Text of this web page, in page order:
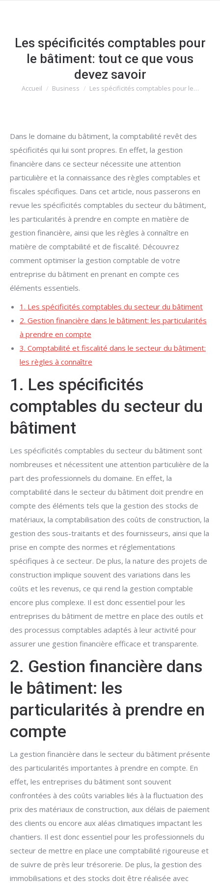
Les spécificités comptables pour
le bâtiment: tout ce que vous
devez savoir
Vous êtes ici :
Accueil Business Les spécificités comptables pour le…
Dans le domaine du bâtiment, la comptabilité revêt des
spécificités qui lui sont propres. En effet, la gestion
financière dans ce secteur nécessite une attention
particulière et la connaissance des règles comptables et
fiscales spécifiques. Dans cet article, nous passerons en
revue les spécificités comptables du secteur du bâtiment,
les particularités à prendre en compte en matière de
gestion financière, ainsi que les règles à connaître en
matière de comptabilité et de fiscalité. Découvrez
comment optimiser la gestion comptable de votre
entreprise du bâtiment en prenant en compte ces
éléments essentiels.
1. Les spécificités comptables du secteur du bâtiment
2. Gestion financière dans le bâtiment: les particularités
à prendre en compte
3. Comptabilité et fiscalité dans le secteur du bâtiment:
les règles à connaître
1. Les spécificités
comptables du secteur du
bâtiment
Les spécificités comptables du secteur du bâtiment sont
nombreuses et nécessitent une attention particulière de la
part des professionnels du domaine. En effet, la
comptabilité dans le secteur du bâtiment doit prendre en
compte des éléments tels que la gestion des stocks de
matériaux, la comptabilisation des coûts de construction, la
gestion des sous-traitants et des fournisseurs, ainsi que la
prise en compte des normes et réglementations
spécifiques à ce secteur. De plus, la nature des projets de
construction implique souvent des variations dans les
coûts et les revenus, ce qui rend la gestion comptable
encore plus complexe. Il est donc essentiel pour les
entreprises du bâtiment de mettre en place des outils et
des processus comptables adaptés à leur activité pour
assurer une gestion financière efficace et transparente.
2. Gestion financière dans
le bâtiment: les
particularités à prendre en
compte
La gestion financière dans le secteur du bâtiment présente
des particularités importantes à prendre en compte. En
effet, les entreprises du bâtiment sont souvent
confrontées à des coûts variables liés à la fluctuation des
prix des matériaux de construction, aux délais de paiement
des clients ou encore aux aléas climatiques impactant les
chantiers. Il est donc essentiel pour les professionnels du
secteur de mettre en place une comptabilité rigoureuse et
de suivre de près leur trésorerie. De plus, la gestion des
immobilisations et des stocks doit être réalisée avec